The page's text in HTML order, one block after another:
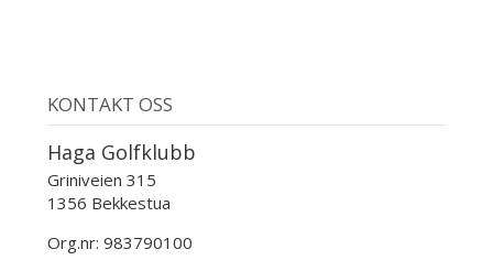
KONTAKT OSS
Haga Golfklubb
Griniveien 315
1356 Bekkestua
Org.nr: 983790100